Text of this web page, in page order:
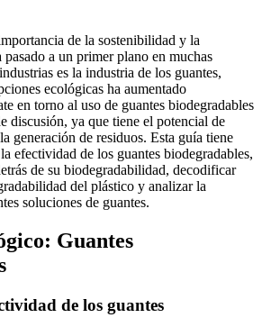
de la sostenibilidad y la
a un primer plano en muchas
es la industria de los guantes,
ecológicas ha aumentado
en torno al uso de guantes biodegradables
discusión, ya que tiene el potencial de
generación de residuos. Esta guía tiene
efectividad de los guantes biodegradables,
de su biodegradabilidad, decodificar
del plástico y analizar la
soluciones de guantes.
Guantes
de los guantes